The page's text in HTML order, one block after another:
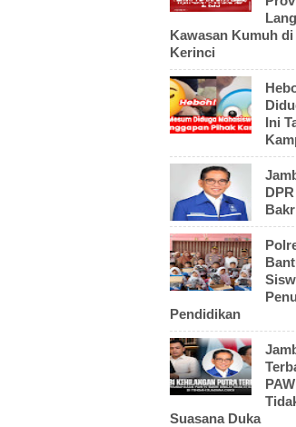
Kawasan Kumuh
Kerinci
Ini
Pendidikan
Suasana Duka